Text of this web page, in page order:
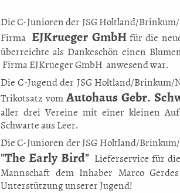
Die C-Junioren der JSG Holtland/
Firma EJKrueger GmbHfür die
überreichte als Dankeschön einen
Firma EJKrueger GmbH anwesend war.
Die C-Jugend der JSG Holtland/
Trikotsatz vomAutohaus Gebr.
aller drei Vereine mit einer kleinen
Schwarte aus Leer.
Die C-Junioren der JSG Holtland/
"The Early Bird"Lieferservice für die
Mannschaft dem Inhaber Marco
Unterstützung unserer Jugend!